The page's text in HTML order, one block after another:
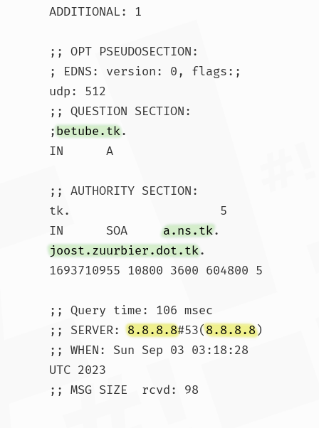
ADDITIONAL: 1
;; OPT PSEUDOSECTION:
; EDNS: version: 0, flags:;
udp: 512
;; QUESTION SECTION:
;betube.tk.
IN	A
;; AUTHORITY SECTION:
tk.			5
IN	SOA a.ns.tk.
joost.zuurbier.dot.tk.
1693710955 10800 3600 604800 5
;; Query time: 106 msec
;; SERVER: 8.8.8.8#53(8.8.8.8)
;; WHEN: Sun Sep 03 03:18:28
UTC 2023